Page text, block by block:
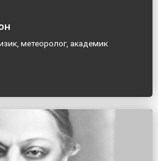
метеоролог, академик